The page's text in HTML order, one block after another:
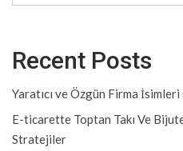
Recent Posts
Yaratıcı ve Özgün Firma
E-ticarette Toptan Takı Ve
Stratejiler